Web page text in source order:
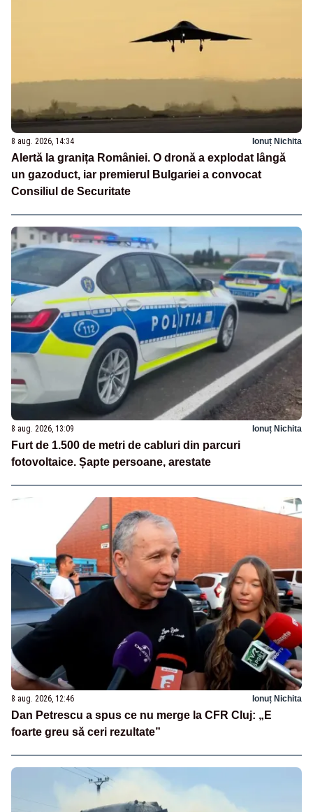
8 aug. 2026, 14:34 Ionuț Nichita
Alertă la granița României. O dronă a explodat lângă
un gazoduct, iar premierul Bulgariei a convocat
Consiliul de Securitate
8 aug. 2026, 13:09 Ionuț Nichita
Furt de 1.500 de metri de cabluri din parcuri
fotovoltaice. Șapte persoane, arestate
8 aug. 2026, 12:46 Ionuț Nichita
Dan Petrescu a spus ce nu merge la CFR Cluj: „E
foarte greu să ceri rezultate”